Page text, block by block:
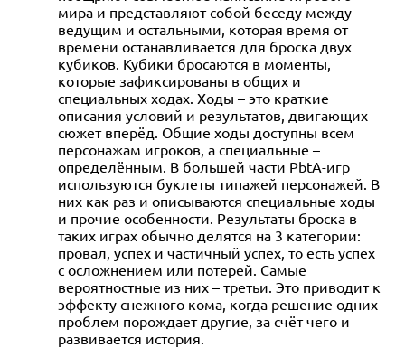
мира и представляют собой беседу между
ведущим и остальными, которая время от
времени останавливается для броска двух
кубиков. Кубики бросаются в моменты,
которые зафиксированы в общих и
специальных ходах. Ходы – это краткие
описания условий и результатов, двигающих
сюжет вперёд. Общие ходы доступны всем
персонажам игроков, а специальные –
определённым. В большей части PbtA-игр
используются буклеты типажей персонажей. В
них как раз и описываются специальные ходы
и прочие особенности. Результаты броска в
таких играх обычно делятся на 3 категории:
провал, успех и частичный успех, то есть успех
с осложнением или потерей. Самые
вероятностные из них – третьи. Это приводит к
эффекту снежного кома, когда решение одних
проблем порождает другие, за счёт чего и
развивается история.